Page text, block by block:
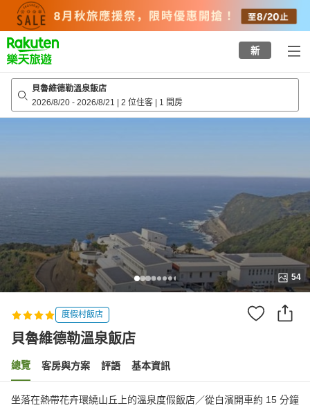
top
page
新
貝魯維德勒溫泉飯店
2026/8/20 - 2026/8/21 | 2 位住客 | 1 間房
54
度假村飯店
貝魯維德勒溫泉飯店
總覽 客房與方案 評語 基本資訊
坐落在熱帶花卉環繞山丘上的溫泉度假飯店／從白濱開車約 15 分鐘